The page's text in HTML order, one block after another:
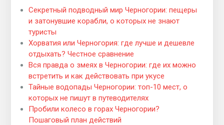
Секретный подводный мир Черногории: пещеры
и затонувшие корабли, о которых не знают
туристы
Хорватия или Черногория: где лучше и дешевле
отдыхать? Честное сравнение
Вся правда о змеях в Черногории: где их можно
встретить и как действовать при укусе
Тайные водопады Черногории: топ-10 мест, о
которых не пишут в путеводителях
Пробили колесо в горах Черногории?
Пошаговый план действий